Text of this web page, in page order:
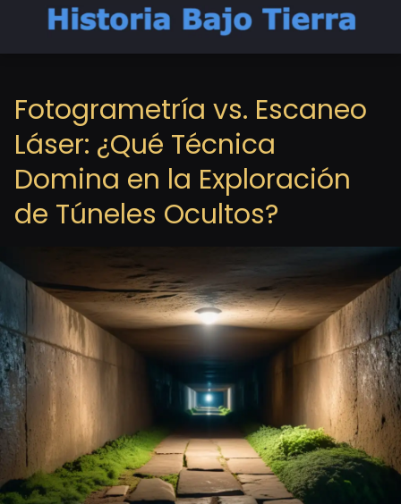
Fotogrametría vs. Escaneo
Láser: ¿Qué Técnica
Domina en la Exploración
de Túneles Ocultos?